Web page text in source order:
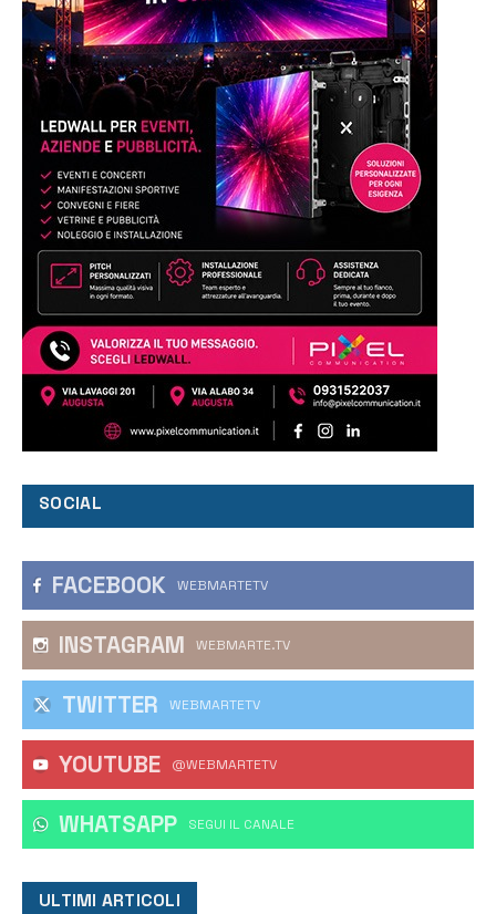
SOCIAL
FACEBOOK WEBMARTETV
INSTAGRAM WEBMARTE.TV
TWITTER WEBMARTETV
YOUTUBE @WEBMARTETV
WHATSAPP ‎SEGUI IL CANALE
ULTIMI ARTICOLI